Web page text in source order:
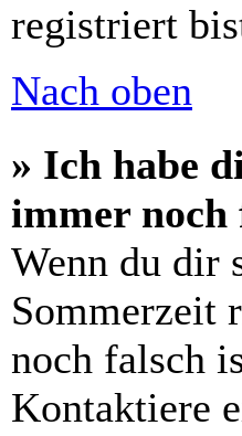
registriert
Nach oben
» Ich habe
immer noch
Wenn du dir
Sommerzeit
noch falsch
Kontaktiere